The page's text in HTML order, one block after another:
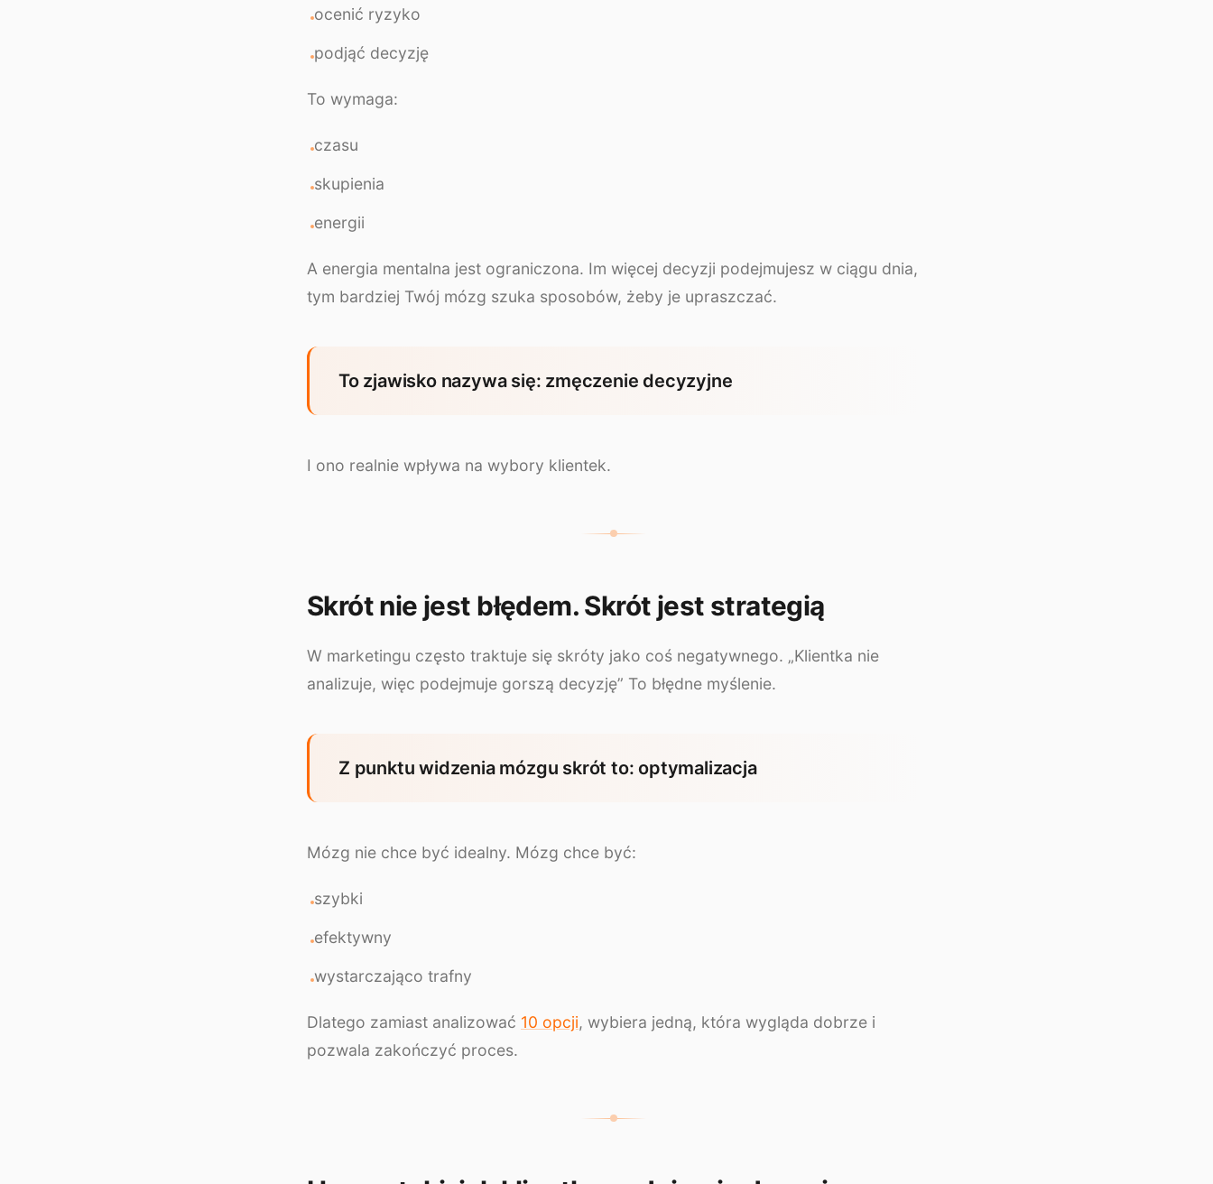
ocenić ryzyko
podjąć decyzję
To wymaga:
czasu
skupienia
energii
A energia mentalna jest ograniczona. Im więcej decyzji podejmujesz w ciągu dnia,
tym bardziej Twój mózg szuka sposobów, żeby je upraszczać.
To zjawisko nazywa się: zmęczenie decyzyjne
I ono realnie wpływa na wybory klientek.
Skrót nie jest błędem. Skrót jest strategią
W marketingu często traktuje się skróty jako coś negatywnego. „Klientka nie
analizuje, więc podejmuje gorszą decyzję” To błędne myślenie.
Z punktu widzenia mózgu skrót to: optymalizacja
Mózg nie chce być idealny. Mózg chce być:
szybki
efektywny
wystarczająco trafny
Dlatego zamiast analizować 10 opcji, wybiera jedną, która wygląda dobrze i
pozwala zakończyć proces.